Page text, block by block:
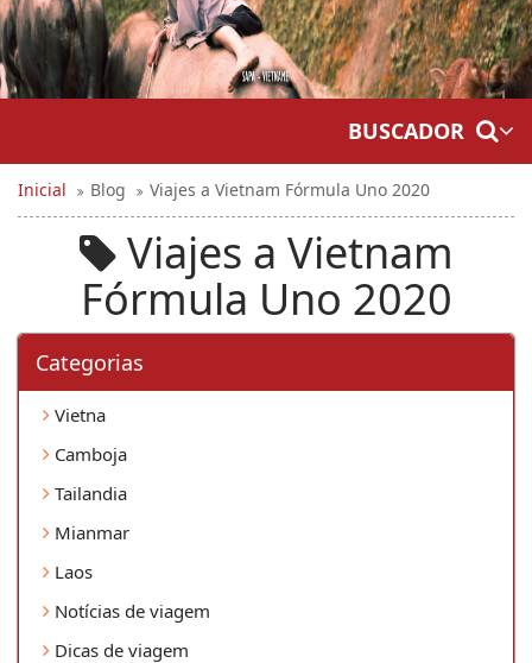
BUSCADOR
Inicial Blog Viajes a Vietnam Fórmula Uno 2020
Viajes a Vietnam
Fórmula Uno 2020
Categorias
Vietna
Camboja
Tailandia
Mianmar
Laos
Notícias de viagem
Dicas de viagem